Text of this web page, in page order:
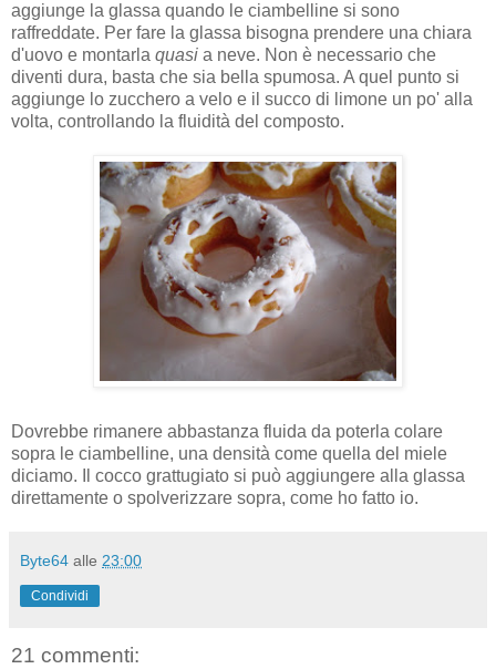
aggiunge la glassa quando le ciambelline si sono
raffreddate. Per fare la glassa bisogna prendere una chiara
d'uovo e montarla quasi a neve. Non è necessario che
diventi dura, basta che sia bella spumosa. A quel punto si
aggiunge lo zucchero a velo e il succo di limone un po' alla
volta, controllando la fluidità del composto.
Dovrebbe rimanere abbastanza fluida da poterla colare
sopra le ciambelline, una densità come quella del miele
diciamo. Il cocco grattugiato si può aggiungere alla glassa
direttamente o spolverizzare sopra, come ho fatto io.
Byte64 alle 23:00
Condividi
21 commenti: